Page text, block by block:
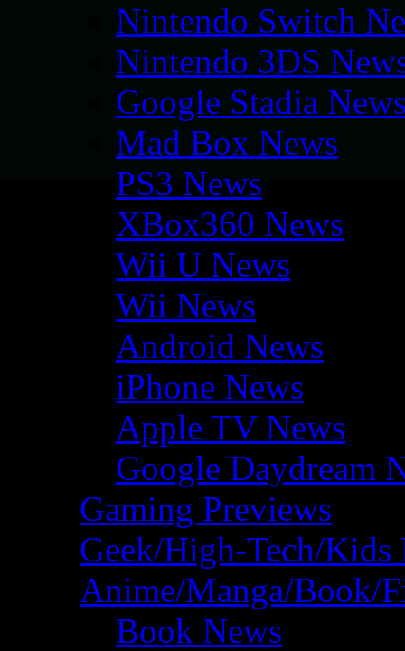
Nintendo Switch
Nintendo 3DS
Google Stadia
Mad Box News
PS3 News
XBox360 News
Wii U News
Wii News
Android News
iPhone News
Apple TV News
Google Daydream
Gaming Previews
Geek/High-Tech/Kids
Anime/Manga/Book/
Book News